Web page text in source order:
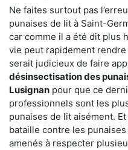
Ne faites surtout pas
punaises de lit à Saint-
car comme il a été dit plus
vie peut rapidement
serait judicieux de faire
désinsectisation des
Lusignan pour que ce
professionnels sont les
punaises de lit aisément.
bataille contre les
amenés à respecter